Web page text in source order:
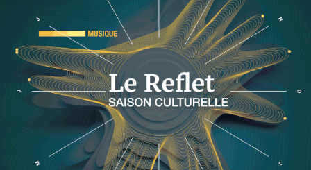
SAISON CULTURELLE — ST-BERTHEVIN
2023